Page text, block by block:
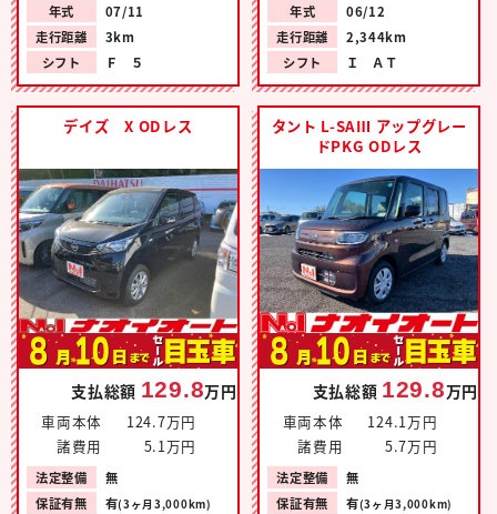
年式
07/11
走行距離
3km
シフト
Ｆ ５
年式
06/12
走行距離
2,344km
シフト
Ｉ ＡＴ
デイズ X ODレス
支払総額 129.8万円
車両本体
124.7万円
諸費用
5.1万円
法定整備
無
保証有無
有(3ヶ月3,000km)
タント L-SAⅢ アップグレー
ドPKG ODレス
支払総額 129.8万円
車両本体
124.1万円
諸費用
5.7万円
法定整備
無
保証有無
有(3ヶ月3,000km)